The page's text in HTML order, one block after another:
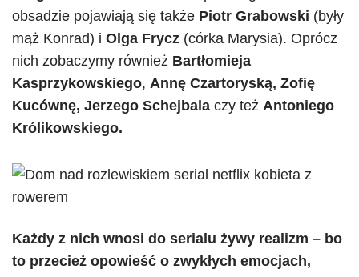
obsadzie pojawiają się także Piotr Grabowski (były
mąż Konrad) i Olga Frycz (córka Marysia). Oprócz
nich zobaczymy również Bartłomieja
Kasprzykowskiego, Annę Czartoryską, Zofię
Kucównę, Jerzego Schejbala czy też Antoniego
Królikowskiego.
Każdy z nich wnosi do serialu żywy realizm – bo
to przecież opowieść o zwykłych emocjach,